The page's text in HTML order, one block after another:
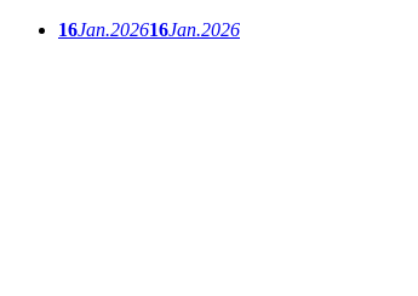
16Jan.202616Jan.2026